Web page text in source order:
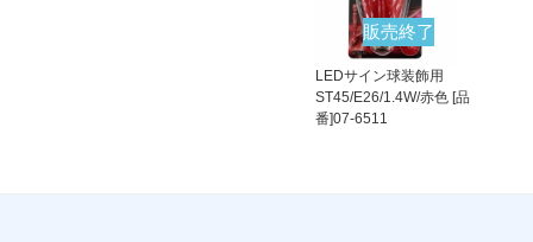
販売終了
LEDサイン球装飾用
ST45/E26/1.4W/赤色 [品
番]07-6511